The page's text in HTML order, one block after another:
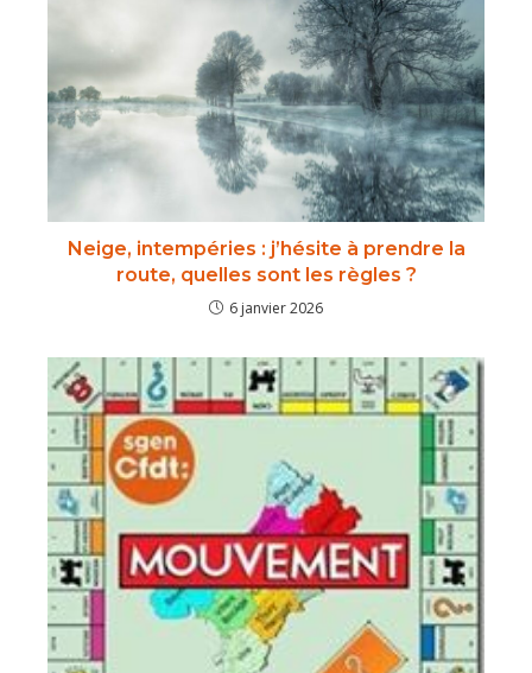
Neige, intempéries : j’hésite à prendre la
route, quelles sont les règles ?
6 janvier 2026